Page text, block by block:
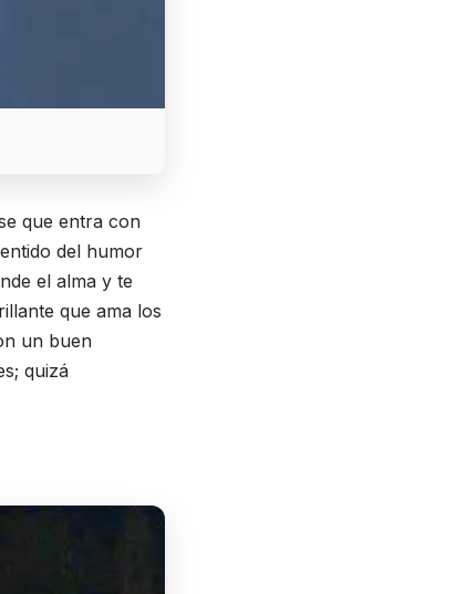
que entra con
del humor
el alma y te
que ama los
un buen
quizá